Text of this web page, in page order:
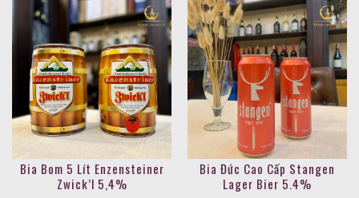
Bia Bom 5 Lít Enzensteiner
Zwick’l 5,4%
Bia Đức Cao Cấp Stangen
Lager Bier 5.4%